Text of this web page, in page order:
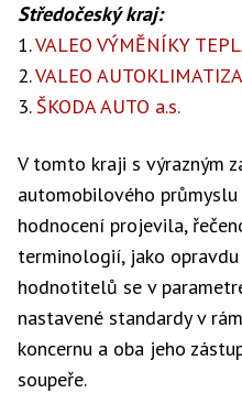
Středočeský kraj:
1.VALEO VÝMĚNÍKY
2.VALEO
3. ŠKODA AUTO a.s.
V tomto kraji s výrazným
automobilového
hodnocení projevila,
terminologií, jako
hodnotitelů se v
nastavené standardy v
koncernu a oba jeho
soupeře.